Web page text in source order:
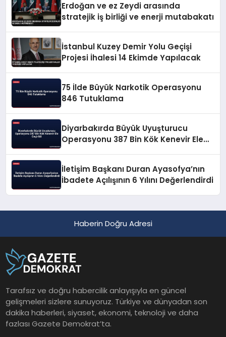
Erdoğan ve ez Zeydi arasında
stratejik iş birliği ve enerji mutabakatı
İstanbul Kuzey Demir Yolu Geçişi
Projesi İhalesi 14 Ekimde Yapılacak
75 İlde Büyük Narkotik Operasyonu
846 Tutuklama
Diyarbakırda Büyük Uyuşturucu
Operasyonu 387 Bin Kök Kenevir Ele
İletişim Başkanı Duran Ayasofya’nın
İbadete Açılışının 6 Yılını Değerlendirdi
Haberin Doğru Adresi
Tarafsız ve doğru habercilik anlayışıyla en güncel
gelişmeleri sizlere sunuyoruz. Türkiye ve dünyadan son
dakika haberleri, siyaset, ekonomi, teknoloji ve daha
fazlası Gazete Demokrat’ta.